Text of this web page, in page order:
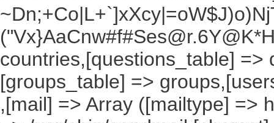
countries,[questions_table]
[groups_table] =>
,[mail] => Array ([mailtype] =>